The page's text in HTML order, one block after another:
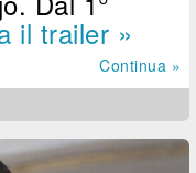
il trailer »
Continua »